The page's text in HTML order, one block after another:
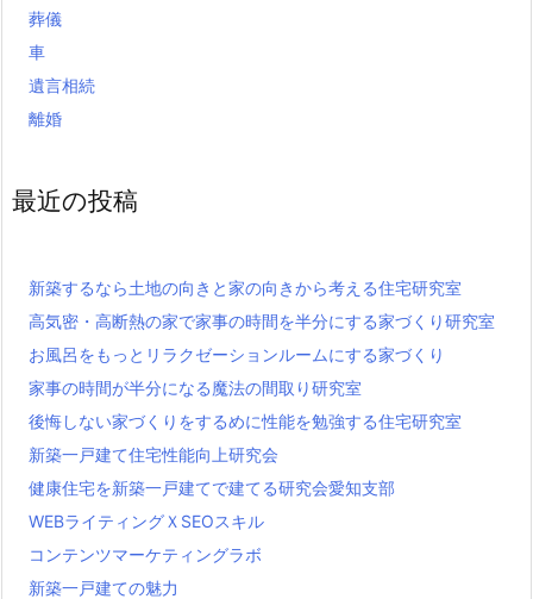
葬儀
車
遺言相続
離婚
最近の投稿
新築するなら土地の向きと家の向きから考える住宅研究室
高気密・高断熱の家で家事の時間を半分にする家づくり研究室
お風呂をもっとリラクゼーションルームにする家づくり
家事の時間が半分になる魔法の間取り研究室
後悔しない家づくりをするめに性能を勉強する住宅研究室
新築一戸建て住宅性能向上研究会
健康住宅を新築一戸建てで建てる研究会愛知支部
WEBライティングＸSEOスキル
コンテンツマーケティングラボ
新築一戸建ての魅力